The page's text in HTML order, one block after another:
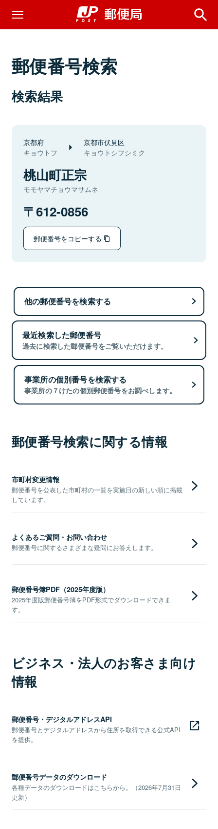
郵便番号検索
検索結果
京都府
キョウトフ
京都市伏見区
キョウトシフシミク
桃山町正宗
モモヤマチョウマサムネ
612-0856
郵便番号をコピーする
他の郵便番号を検索する
最近検索した郵便番号
過去に検索した郵便番号をご覧いただけます。
事業所の個別番号を検索する
事業所の７けたの個別郵便番号をお調べします。
郵便番号検索に関する情報
市町村変更情報
郵便番号を公表した市町村の一覧を実施日の新しい順に掲載
しています。
よくあるご質問・お問い合わせ
郵便番号に関するさまざまな疑問にお答えします。
郵便番号簿PDF（2025年度版）
2025年度版郵便番号簿をPDF形式でダウンロードできま
す。
ビジネス・法人のお客さま向け
情報
郵便番号・デジタルアドレスAPI
郵便番号とデジタルアドレスから住所を取得できる公式API
を提供。
郵便番号データのダウンロード
各種データのダウンロードはこちらから。（2026年7月31日
更新）